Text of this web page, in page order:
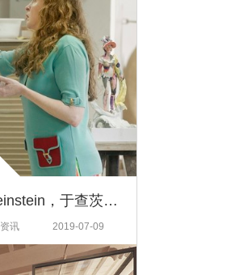
古驰携手Rachel Feinstein，于查茨沃斯庄园揭幕艺术家驻地项目
讯 2019-07-09